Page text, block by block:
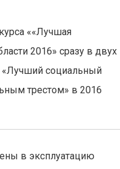
««Лучшая
2016» сразу в двух
социальный
трестом» в 2016
в эксплуатацию